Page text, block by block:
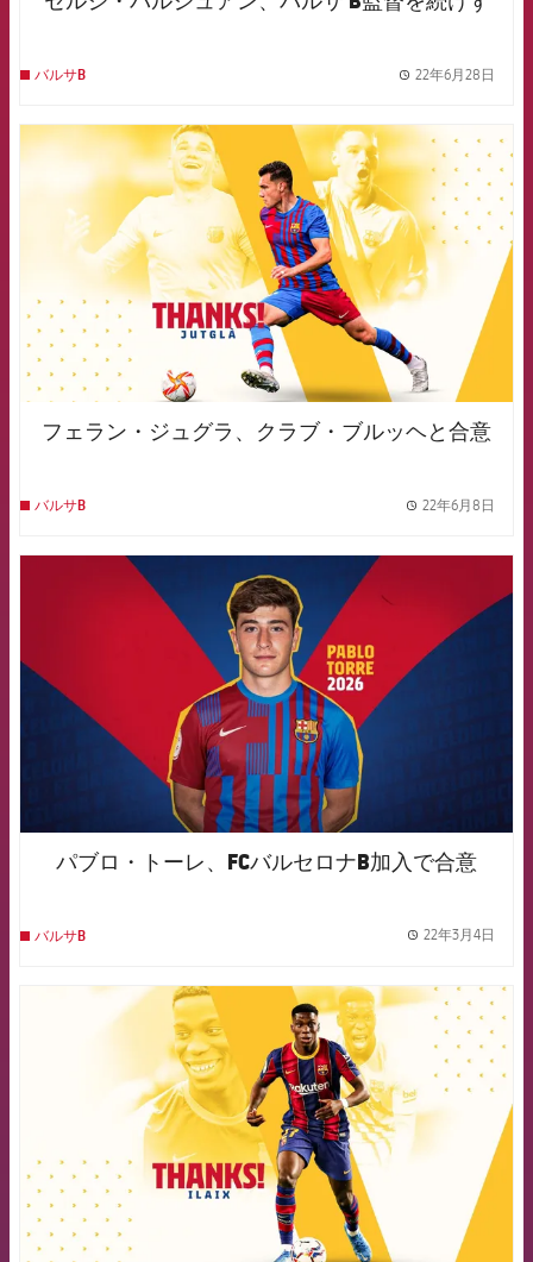
バルサB 22年6月28日
FCB Barcelona badge
フェラン・ジュグラ、クラブ・ブルッヘと合意
バルサB 22年6月8日
FCB Barcelona badge
パブロ・トーレ、FCバルセロナB加入で合意
バルサB 22年3月4日
FCB Barcelona badge